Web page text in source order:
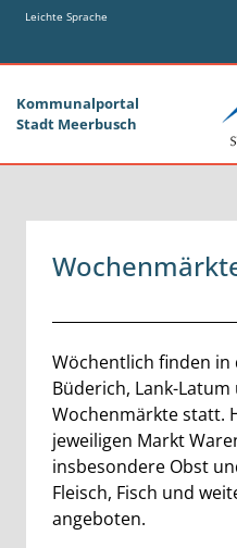
Zum Hauptinhalt springen
Zum Header
Zum Hauptinhalt
Zum Footer
Leichte Sprache
Kommunalportal
Stadt Meerbusch
Beschreibung
Wöchentlich finden in
Büderich, Lank-
Wochenmärkte statt.
jeweiligen Markt
insbesondere Obst
Fleisch, Fisch und
angeboten.